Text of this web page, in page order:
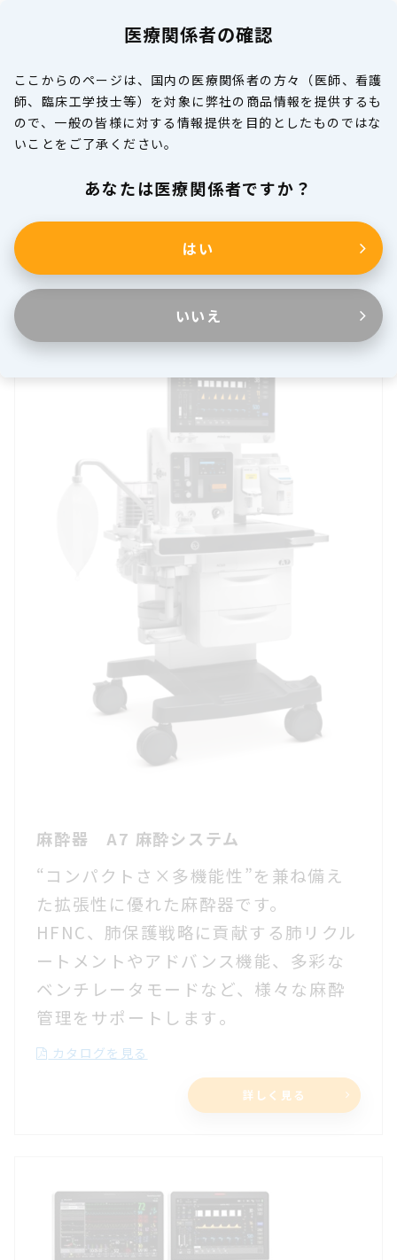
製品情報
医療関係者の皆様へ
麻酔器関連
麻酔器 A7 麻酔システム
“コンパクトさ×多機能性”を兼ね備え
た拡張性に優れた麻酔器です。
HFNC、肺保護戦略に貢献する肺リクル
ートメントやアドバンス機能、 多彩な
ベンチレータモードなど、様々な麻酔
管理をサポートします。
カタログを見る
詳しく見る
医療関係者の確認
ここからのページは、国内の医療関係者の方々（医師、看護
師、臨床工学技士等）を対象に弊社の商品情報を提供するも
ので、一般の皆様に対する情報提供を目的としたものではな
いことをご了承ください。
あなたは医療関係者ですか？
いいえ
はい